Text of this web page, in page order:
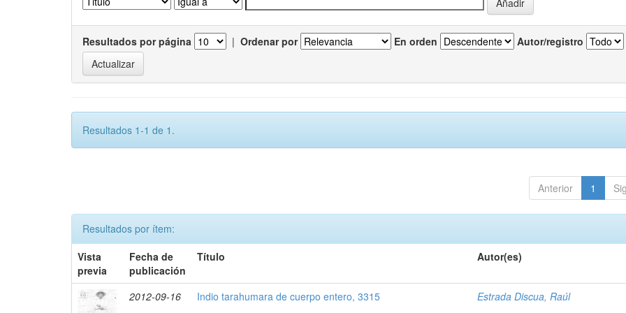
Resultados por página | Ordenar por En orden Autor/registro
Resultados 1-1 de 1.
Anterior 1
Resultados por ítem:
Vista
previa
Fecha de
publicación
Título Autor(es)
2012-09-16 Indio tarahumara de cuerpo entero, 3315 Estrada Discua, Raúl